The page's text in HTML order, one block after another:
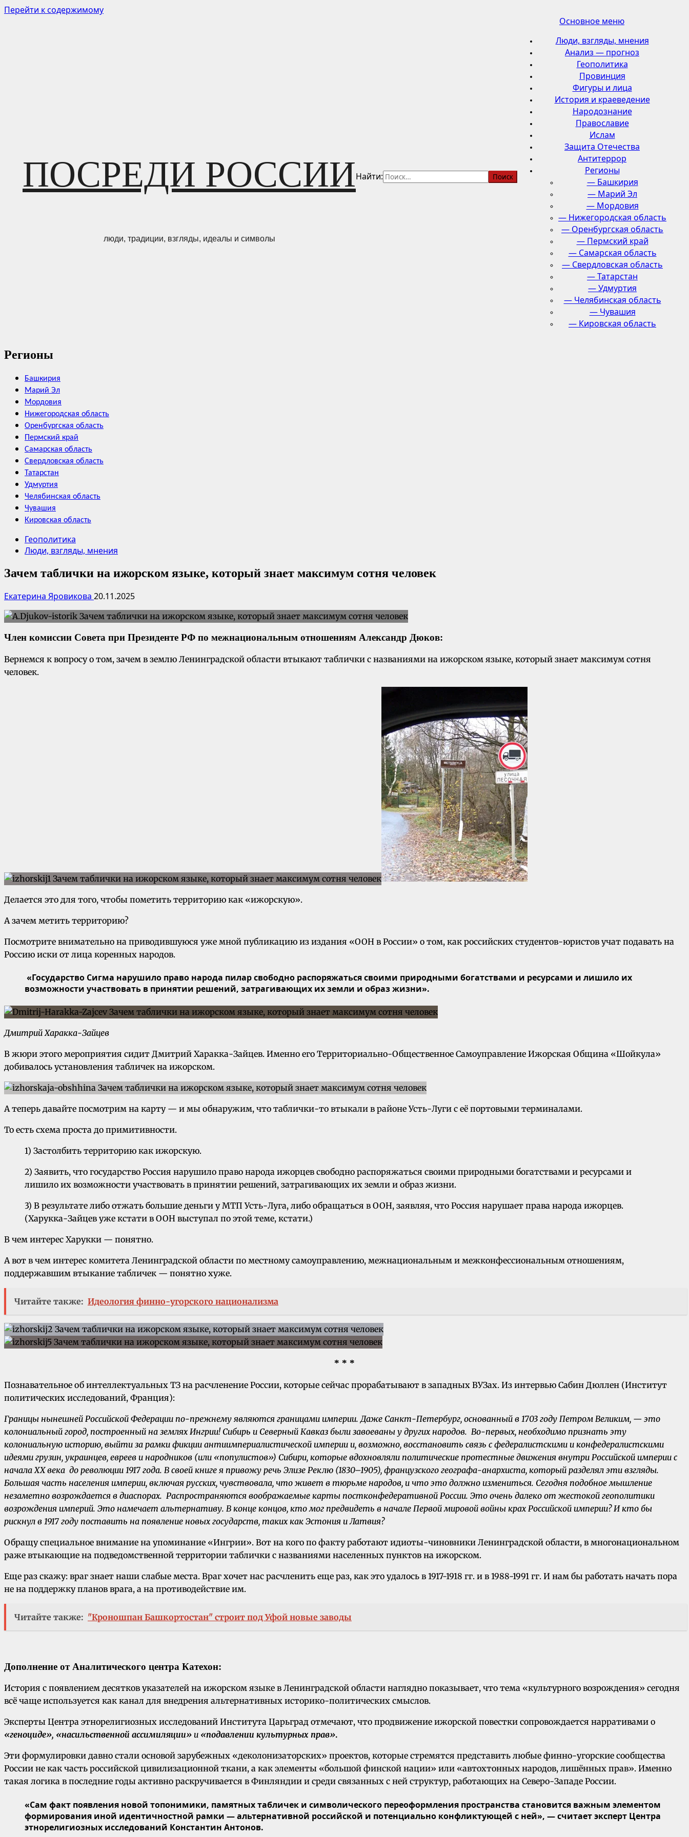
Перейти к содержимому
ПОСРЕДИ РОССИИ
люди, традиции, взгляды, идеалы и символы
Найти:
Основное меню
Люди, взгляды, мнения
Анализ — прогноз
Геополитика
Провинция
Фигуры и лица
История и краеведение
Народознание
Православие
Ислам
Защита Отечества
Антитеррор
Регионы
— Башкирия
— Марий Эл
— Мордовия
— Нижегородская область
— Оренбургская область
— Пермский край
— Самарская область
— Свердловская область
— Татарстан
— Удмуртия
— Челябинская область
— Чувашия
— Кировская область
Регионы
Башкирия
Марий Эл
Мордовия
Нижегородская область
Оренбургская область
Пермский край
Самарская область
Свердловская область
Татарстан
Удмуртия
Челябинская область
Чувашия
Кировская область
Геополитика
Люди, взгляды, мнения
Зачем таблички на ижорском языке, который знает максимум сотня человек
Екатерина Яровикова 20.11.2025
Член комиссии Совета при Президенте РФ по межнациональным отношениям Александр Дюков:
Вернемся к вопросу о том, зачем в землю Ленинградской области втыкают таблички с названиями на ижорском языке, который знает максимум сотня
человек.
Делается это для того, чтобы пометить территорию как «ижорскую».
А зачем метить территорию?
Посмотрите внимательно на приводившуюся уже мной публикацию из издания «ООН в России» о том, как российских студентов-юристов учат подавать на
Россию иски от лица коренных народов.
«Государство Сигма нарушило право народа пилар свободно распоряжаться своими природными богатствами и ресурсами и лишило их
возможности участвовать в принятии решений, затрагивающих их земли и образ жизни».
Дмитрий Харакка-Зайцев
В жюри этого мероприятия сидит Дмитрий Харакка-Зайцев. Именно его Территориально-Общественное Самоуправление Ижорская Община «Шойкула»
добивалось установления табличек на ижорском.
А теперь давайте посмотрим на карту — и мы обнаружим, что таблички-то втыкали в районе Усть-Луги с её портовыми терминалами.
То есть схема проста до примитивности.
1) Застолбить территорию как ижорскую.
2) Заявить, что государство Россия нарушило право народа ижорцев свободно распоряжаться своими природными богатствами и ресурсами и
лишило их возможности участвовать в принятии решений, затрагивающих их земли и образ жизни.
3) В результате либо отжать большие деньги у МТП Усть-Луга, либо обращаться в ООН, заявляя, что Россия нарушает права народа ижорцев.
(Харукка-Зайцев уже кстати в ООН выступал по этой теме, кстати.)
В чем интерес Харукки — понятно.
А вот в чем интерес комитета Ленинградской области по местному самоуправлению, межнациональным и межконфессиональным отношениям,
поддержавшим втыкание табличек — понятно хуже.
Читайте также: Идеология финно-угорского национализма
* * *
Познавательное об интеллектуальных ТЗ на расчленение России, которые сейчас прорабатывают в западных ВУЗах. Из интервью Сабин Дюллен (Институт
политических исследований, Франция):
Границы нынешней Российской Федерации по-прежнему являются границами империи. Даже Санкт-Петербург, основанный в 1703 году Петром Великим, — это
колониальный город, построенный на землях Ингрии! Сибирь и Северный Кавказ были завоеваны у других народов. Во-первых, необходимо признать эту
колониальную историю, выйти за рамки фикции антиимпериалистической империи и, возможно, восстановить связь с федералистскими и конфедералистскими
идеями грузин, украинцев, евреев и народников (или «популистов») Сибири, которые вдохновляли политические протестные движения внутри Российской империи с
начала XX века до революции 1917 года. В своей книге я привожу речь Элизе Реклю (1830–1905), французского географа-анархиста, который разделял эти взгляды.
Большая часть населения империи, включая русских, чувствовала, что живет в тюрьме народов, и что это должно измениться. Сегодня подобное мышление
незаметно возрождается в диаспорах. Распространяются воображаемые карты постконфедеративной России. Это очень далеко от жестокой геополитики
возрождения империй. Это намечает альтернативу. В конце концов, кто мог предвидеть в начале Первой мировой войны крах Российской империи? И кто бы
рискнул в 1917 году поставить на появление новых государств, таких как Эстония и Латвия?
Обращу специальное внимание на упоминание «Ингрии». Вот на кого по факту работают идиоты-чиновники Ленинградской области, в многонациональном
раже втыкающие на подведомственной территории таблички с названиями населенных пунктов на ижорском.
Еще раз скажу: враг знает наши слабые места. Враг хочет нас расчленить еще раз, как это удалось в 1917-1918 гг. и в 1988-1991 гг. И нам бы работать начать пора
не на поддержку планов врага, а на противодействие им.
Читайте также: "Кроношпан Башкортостан" строит под Уфой новые заводы
Дополнение от Аналитического центра Катехон:
История с появлением десятков указателей на ижорском языке в Ленинградской области наглядно показывает, что тема «культурного возрождения» сегодня
всё чаще используется как канал для внедрения альтернативных историко-политических смыслов.
Эксперты Центра этнорелигиозных исследований Института Царьград отмечают, что продвижение ижорской повестки сопровождается нарративами о
«геноциде», «насильственной ассимиляции» и «подавлении культурных прав».
Эти формулировки давно стали основой зарубежных «деколонизаторских» проектов, которые стремятся представить любые финно-угорские сообщества
России не как часть российской цивилизационной ткани, а как элементы «большой финской нации» или «автохтонных народов, лишённых прав». Именно
такая логика в последние годы активно раскручивается в Финляндии и среди связанных с ней структур, работающих на Северо-Западе России.
«Сам факт появления новой топонимики, памятных табличек и символического переоформления пространства становится важным элементом
формирования иной идентичностной рамки — альтернативной российской и потенциально конфликтующей с ней», — считает эксперт Центра
этнорелигиозных исследований Константин Антонов.